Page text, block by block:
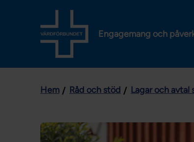
Engagemang och
Hem Råd och stöd Lagar och avtal